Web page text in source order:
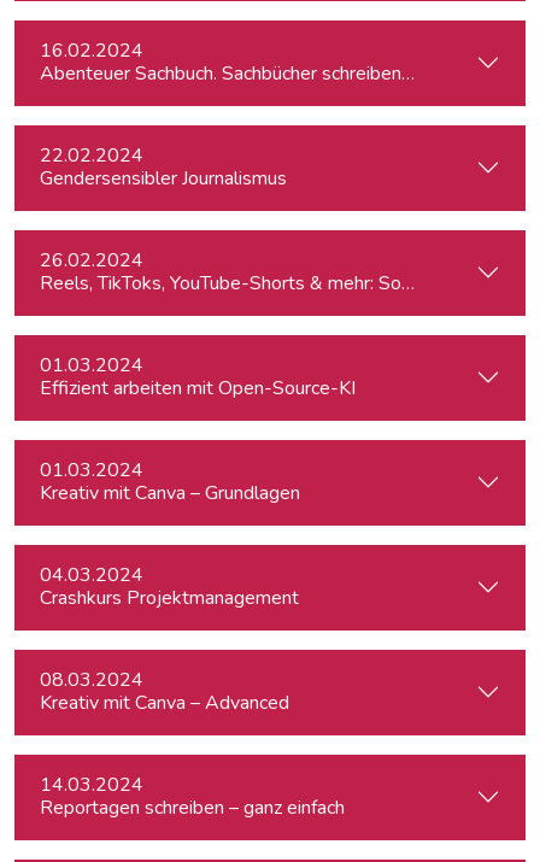
16.02.2024
Abenteuer Sachbuch. Sachbücher schreiben für
22.02.2024
Gendersensibler Journalismus
26.02.2024
Reels, TikToks, YouTube-Shorts & mehr: Social Media-
01.03.2024
Effizient arbeiten mit Open-Source-KI
01.03.2024
Kreativ mit Canva – Grundlagen
04.03.2024
Crashkurs Projektmanagement
08.03.2024
Kreativ mit Canva – Advanced
14.03.2024
Reportagen schreiben – ganz einfach